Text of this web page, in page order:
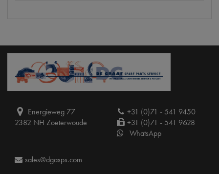
Energieweg 77
2382 NH Zoeterwoude
+31 (0)71 - 541 9450
+31 (0)71 - 541 9628
WhatsApp
sales@dgasps.com